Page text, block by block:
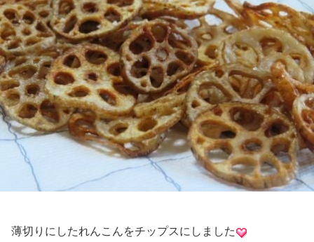
薄切りにしたれんこんをチップスにしました